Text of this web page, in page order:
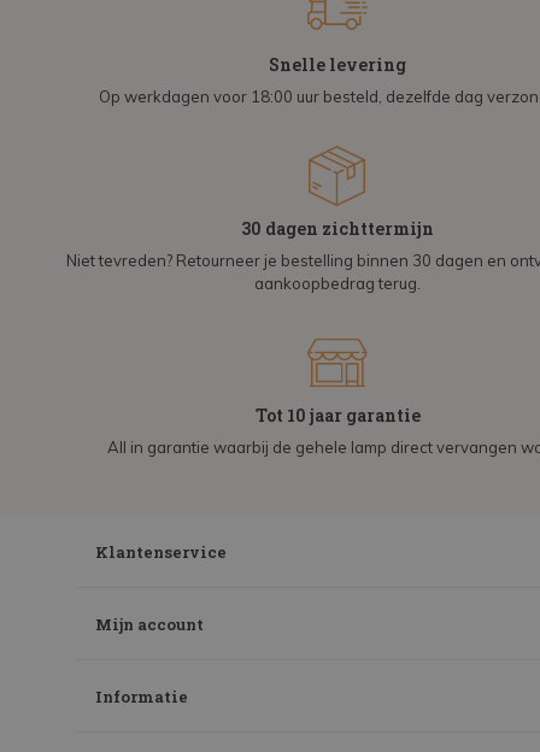
Snelle levering
Op werkdagen voor 18:00 uur besteld, dezelfde dag
30 dagen zichttermijn
Niet tevreden? Retourneer je bestelling binnen 30 dagen en
aankoopbedrag terug.
Tot 10 jaar garantie
All in garantie waarbij de gehele lamp direct vervangen
Klantenservice
Mijn account
Informatie